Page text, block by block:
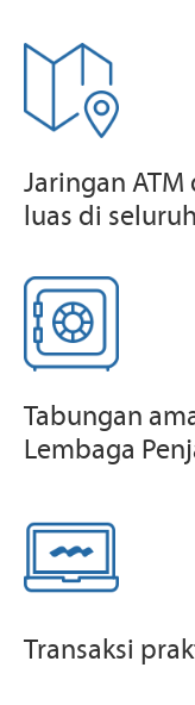
Jaringan
luas di
Tabungan
Lembaga
Transaksi